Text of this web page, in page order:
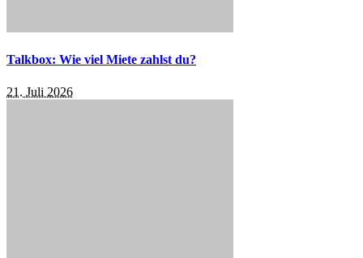
Talkbox: Wie viel Miete zahlst du?
21. Juli 2026